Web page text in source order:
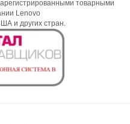
товарными
Lenovo
и других стран.